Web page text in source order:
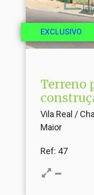
EXCLUSIVO
Terreno
da
Vila Real /
Maior
Ref: 47